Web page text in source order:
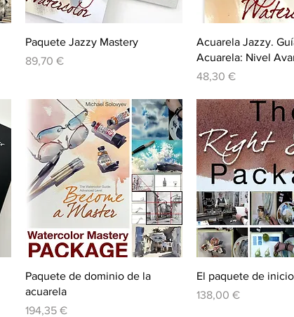
Vista rápida
Paquete Jazzy Mastery
Precio
89,70 €
Vista
Acuarela Jazzy.
Acuarela: Nivel
Precio
48,30 €
Vista rápida
Paquete de dominio de la
acuarela
Precio
194,35 €
Vista
El paquete de
Precio
138,00 €